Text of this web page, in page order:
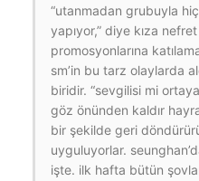
“utanmadan grubuyla
yapıyor,” diye kıza
promosyonlarına
sm’in bu tarz olaylarda
biridir. “sevgilisi mi
göz önünden kaldır
bir şekilde geri
uyguluyorlar.
işte. ilk hafta bütün